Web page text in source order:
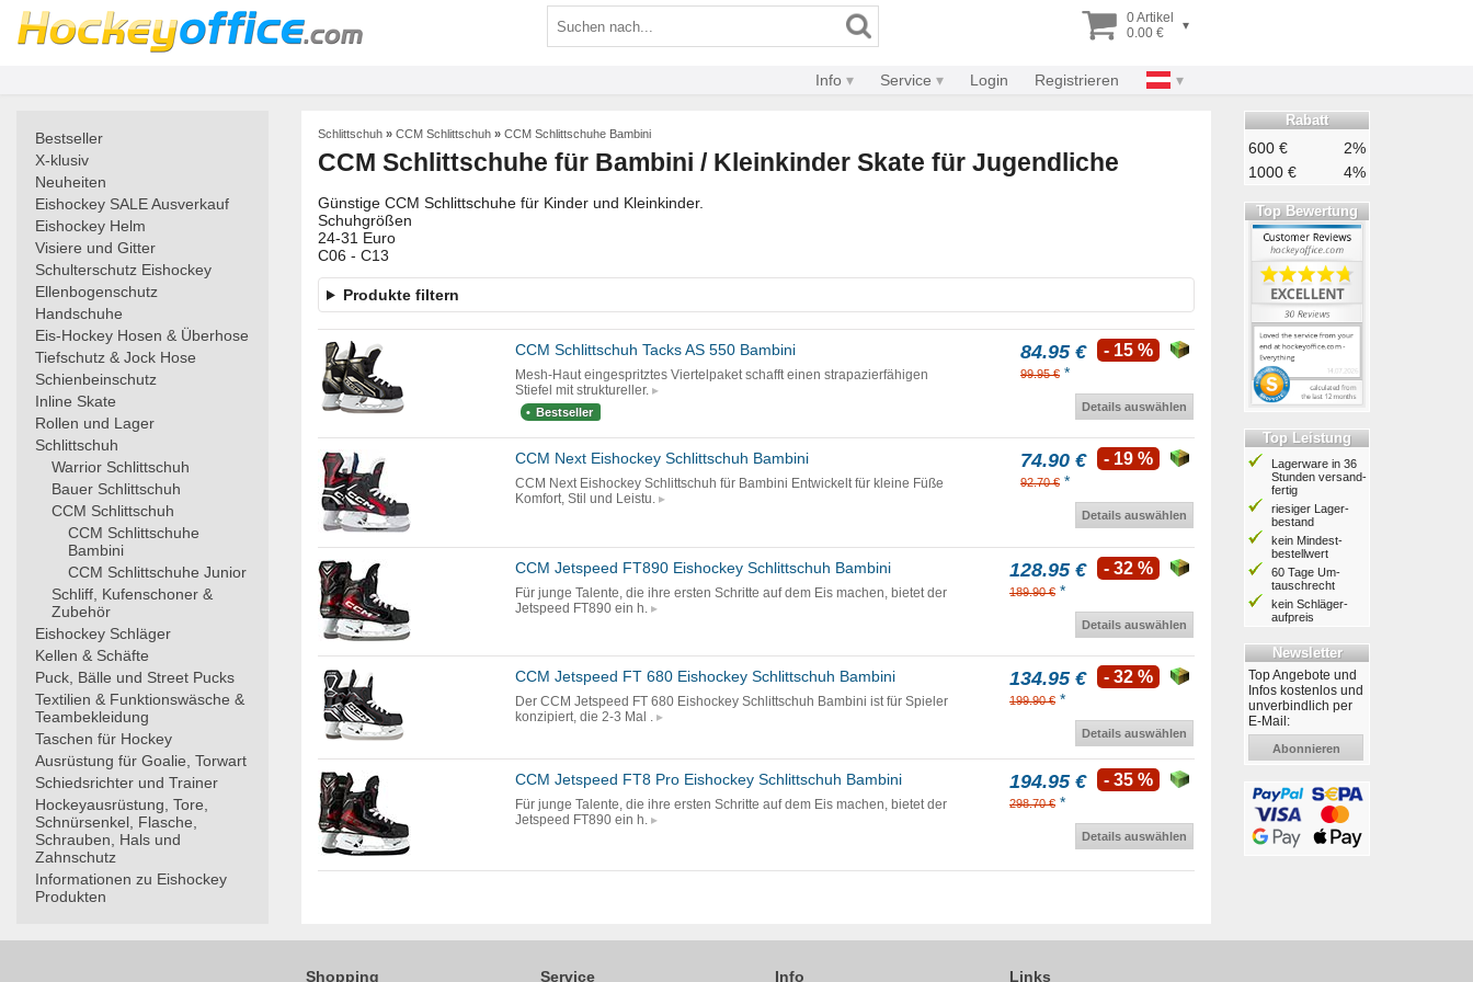
0 Artikel
0.00 €
▾
Info Service Login Registrieren
Bestseller
X-klusiv
Neuheiten
Eishockey SALE Ausverkauf
Eishockey Helm
Visiere und Gitter
Schulterschutz Eishockey
Ellenbogenschutz
Handschuhe
Eis-Hockey Hosen & Überhose
Tiefschutz & Jock Hose
Schienbeinschutz
Inline Skate
Rollen und Lager
Schlittschuh
Warrior Schlittschuh
Bauer Schlittschuh
CCM Schlittschuh
CCM Schlittschuhe
Bambini
CCM Schlittschuhe Junior
Schliff, Kufenschoner &
Zubehör
Eishockey Schläger
Kellen & Schäfte
Puck, Bälle und Street Pucks
Textilien & Funktionswäsche &
Teambekleidung
Taschen für Hockey
Ausrüstung für Goalie, Torwart
Schiedsrichter und Trainer
Hockeyausrüstung, Tore,
Schnürsenkel, Flasche,
Schrauben, Hals und
Zahnschutz
Informationen zu Eishockey
Produkten
Schlittschuh » CCM Schlittschuh » CCM Schlittschuhe Bambini
CCM Schlittschuhe für Bambini / Kleinkinder Skate für Jugendliche
Günstige CCM Schlittschuhe für Kinder und Kleinkinder.
Schuhgrößen
24-31 Euro
C06 - C13
Produkte filtern
CCM Schlittschuh Tacks AS 550 Bambini
Mesh-Haut eingespritztes Viertelpaket schafft einen strapazierfähigen
Stiefel mit struktureller.
Bestseller
84.95 €
99.95 € *
- 15 %
Details auswählen
CCM Next Eishockey Schlittschuh Bambini
CCM Next Eishockey Schlittschuh für Bambini Entwickelt für kleine Füße
Komfort, Stil und Leistu.
74.90 €
92.70 € *
- 19 %
Details auswählen
CCM Jetspeed FT890 Eishockey Schlittschuh Bambini
Für junge Talente, die ihre ersten Schritte auf dem Eis machen, bietet der
Jetspeed FT890 ein h.
128.95 €
189.90 € *
- 32 %
Details auswählen
CCM Jetspeed FT 680 Eishockey Schlittschuh Bambini
Der CCM Jetspeed FT 680 Eishockey Schlittschuh Bambini ist für Spieler
konzipiert, die 2-3 Mal .
134.95 €
199.90 € *
- 32 %
Details auswählen
CCM Jetspeed FT8 Pro Eishockey Schlittschuh Bambini
Für junge Talente, die ihre ersten Schritte auf dem Eis machen, bietet der
Jetspeed FT890 ein h.
194.95 €
298.70 € *
- 35 %
Details auswählen
Rabatt
600 €
2%
1000 €
4%
Top Bewertung
Top Leistung
Lagerware in 36
Stunden ver­sand­
fertig
riesiger Lager­
bestand
kein Mindest­
bestell­wert
60 Tage Um­
tausch­recht
kein Schläger­
aufpreis
Newsletter
Top Angebote und
Infos kostenlos und
unverbindlich per
E-Mail:
Abonnieren
Shopping Service Info Links